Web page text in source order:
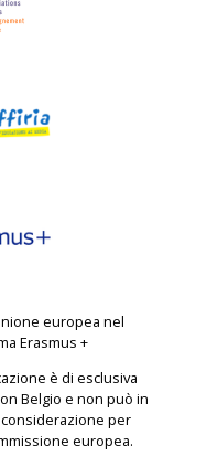
europea nel
Erasmus +
è di esclusiva
Belgio e non può in
per
europea.